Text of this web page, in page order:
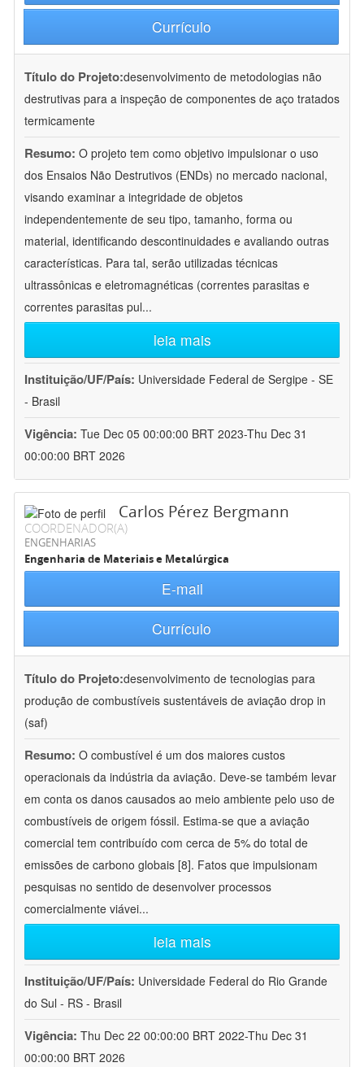
Currículo
Título do Projeto:desenvolvimento de metodologias não
destrutivas para a inspeção de componentes de aço tratados
termicamente
Resumo: O projeto tem como objetivo impulsionar o uso
dos Ensaios Não Destrutivos (ENDs) no mercado nacional,
visando examinar a integridade de objetos
independentemente de seu tipo, tamanho, forma ou
material, identificando descontinuidades e avaliando outras
características. Para tal, serão utilizadas técnicas
ultrassônicas e eletromagnéticas (correntes parasitas e
correntes parasitas pul...
leia mais
Instituição/UF/País: Universidade Federal de Sergipe - SE
- Brasil
Vigência: Tue Dec 05 00:00:00 BRT 2023-Thu Dec 31
00:00:00 BRT 2026
Carlos Pérez Bergmann
COORDENADOR(A)
ENGENHARIAS
Engenharia de Materiais e Metalúrgica
E-mail
Currículo
Título do Projeto:desenvolvimento de tecnologias para
produção de combustíveis sustentáveis de aviação drop in
(saf)
Resumo: O combustível é um dos maiores custos
operacionais da indústria da aviação. Deve-se também levar
em conta os danos causados ao meio ambiente pelo uso de
combustíveis de origem fóssil. Estima-se que a aviação
comercial tem contribuído com cerca de 5% do total de
emissões de carbono globais [8]. Fatos que impulsionam
pesquisas no sentido de desenvolver processos
comercialmente viávei...
leia mais
Instituição/UF/País: Universidade Federal do Rio Grande
do Sul - RS - Brasil
Vigência: Thu Dec 22 00:00:00 BRT 2022-Thu Dec 31
00:00:00 BRT 2026